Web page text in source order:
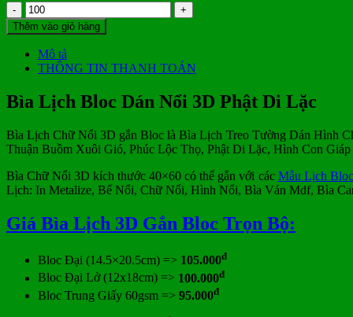
Bìa
Lịch
Bloc
Dán
Nổi
3D
Phật
Di
số
lượng
Thêm vào giỏ hàng
Mô tả
THÔNG TIN THANH TOÁN
Bìa Lịch Bloc Dán Nổi 3D Phật Di Lặc
Bìa Lịch Chữ Nổi 3D gắn Bloc là Bìa Lịch Treo Tường Dán Hình
Thuận Buồm Xuôi Gió, Phúc Lộc Thọ, Phật Di Lặc, Hình Con
Bìa Chữ Nổi 3D kích thước 40×60 có thể gắn với các Mẫu Lịch Bloc
Lịch: In Metalize, Bế Nổi, Chữ Nổi, Hình Nổi, Bìa Ván Mdf, Bìa
Giá Bìa Lịch 3D Gắn Bloc Trọn Bộ:
Bloc Đại (14.5×20.5cm) => 105.000đ
Bloc Đại Lở (12x18cm) => 100.000đ
Bloc Trung Giấy 60gsm => 95.000đ